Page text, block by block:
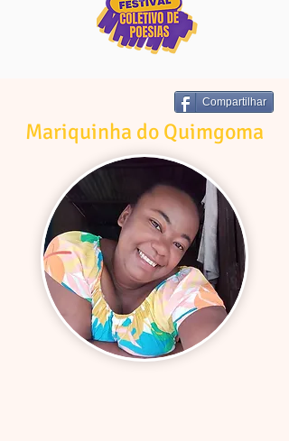
Compartilhar
Mariquinha do Quimgoma